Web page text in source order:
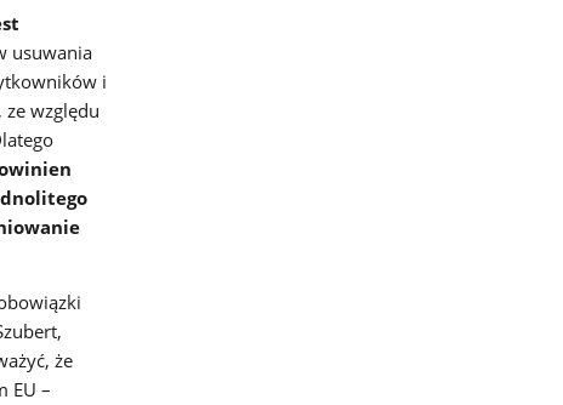
usuwania
i
względu
że
EU –